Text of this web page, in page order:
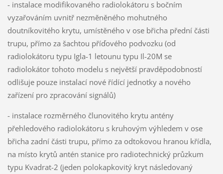
- instalace modifikovaného radiolokátoru s bočním
vyzařováním uvnitř nezměněného mohutného
doutníkovitého krytu, umístěného v ose břicha přední části
trupu, přímo za šachtou příďového podvozku (od
radiolokátoru typu Igla-1 letounu typu Il-20M se
radiolokátor tohoto modelu s největší pravděpodobností
odlišuje pouze instalací nové řídící jednotky a nového
zařízení pro zpracování signálů)
- instalace rozměrného člunovitého krytu antény
přehledového radiolokátoru s kruhovým výhledem v ose
břicha zadní části trupu, přímo za odtokovou hranou křídla,
na místo krytů antén stanice pro radiotechnický průzkum
typu Kvadrat-2 (jeden polokapkovitý kryt následovaný